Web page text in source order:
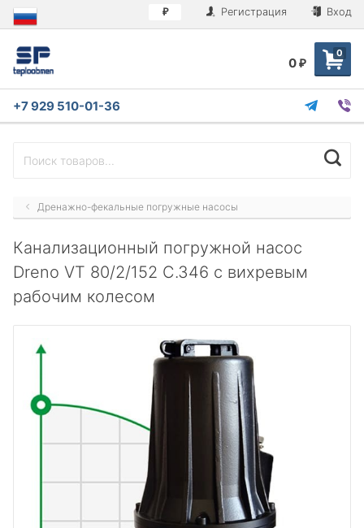
₽ Регистрация Вход
0
0 ₽
+7 929 510-01-36
Дренажно-фекальные погружные насосы
Канализационный погружной насос
Dreno VT 80/2/152 C.346 с вихревым
рабочим колесом